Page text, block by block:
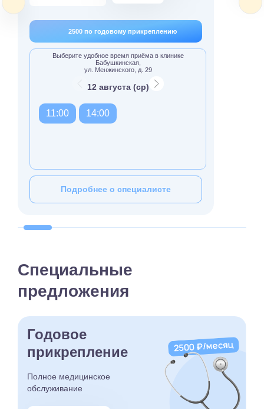
2500 по годовому прикреплению
Выберите удобное время приёма в клинике
Бабушкинская,
ул. Менжинского, д. 29
12 августа (ср)
11:00 14:00
Подробнее о специалисте
Специальные
предложения
Годовое
прикрепление
Полное медицинское
обслуживание